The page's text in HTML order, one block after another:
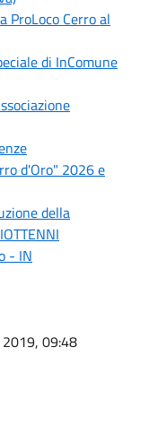
ProLoco Cerro al
di InComune
d'Oro" 2026 e
della
- IN
09:48